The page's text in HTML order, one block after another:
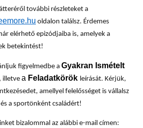
további részleteket a
oldalon találsz. Érdemes
elérhető epizódjaiba is, amelyek a
betekintést!
figyelmedbe a Gyakran Ismételt
, illetve a Feladatkörök leírását. Kérjük,
amellyel felelősséget is vállalsz
a sportönként családért!
bizalommal az alábbi e-mail címen: